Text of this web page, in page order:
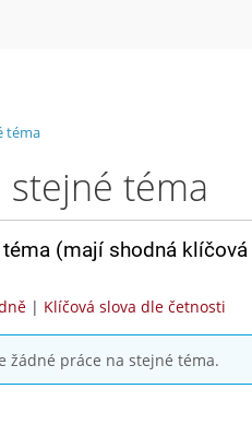
téma
stejné téma
téma (mají shodná
| Klíčová slova dle četnosti
žádné práce na stejné téma.